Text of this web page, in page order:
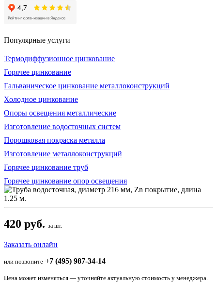
Популярные услуги
Термодиффузионное цинкование
Горячее цинкование
Гальваническое цинкование металлоконструкций
Холодное цинкование
Опоры освещения металлические
Изготовление водосточных систем
Порошковая покраска металла
Изготовление металлоконструкций
Горячее цинкование труб
Горячее цинкование опор освещения
420 руб. за шт.
Заказать онлайн
или позвоните +7 (495) 987-34-14
Цена может изменяться — уточняйте актуальную стоимость у менеджера.